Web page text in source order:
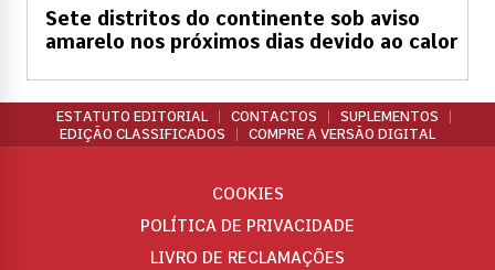
Sete distritos do continente sob aviso
amarelo nos próximos dias devido ao calor
ESTATUTO EDITORIAL CONTACTOS
SUPLEMENTOS
EDIÇÃO CLASSIFICADOS
COMPRE A VERSÃO DIGITAL
COOKIES
POLÍTICA DE PRIVACIDADE
LIVRO DE RECLAMAÇÕES